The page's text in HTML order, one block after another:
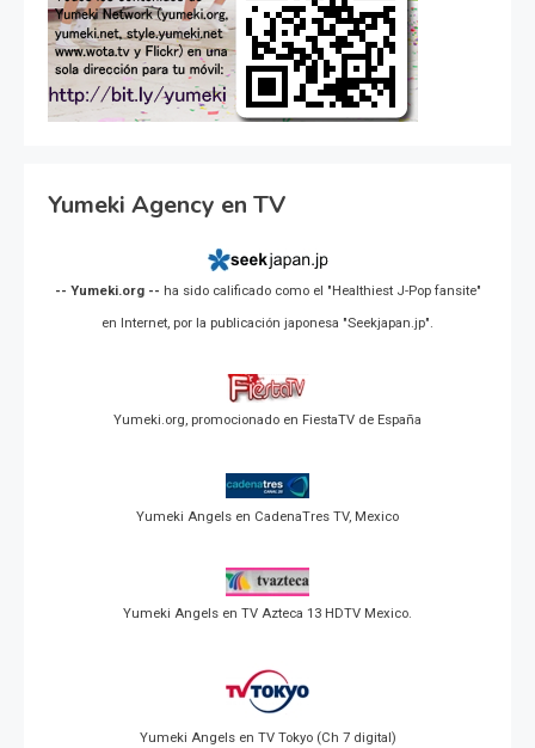
Yumeki Agency en TV
-- Yumeki.org -- ha sido calificado como el "Healthiest J-Pop fansite"
en Internet, por la publicación japonesa "Seekjapan.jp".
Yumeki.org, promocionado en FiestaTV de España
Yumeki Angels en CadenaTres TV, Mexico
Yumeki Angels en TV Azteca 13 HDTV Mexico.
Yumeki Angels en TV Tokyo (Ch 7 digital)